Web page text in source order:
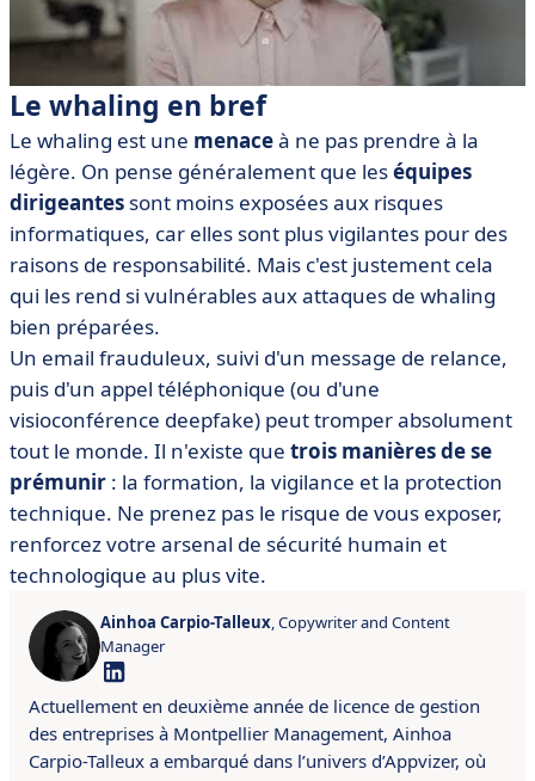
Le whaling en bref
Le whaling est une menaceà ne pas prendre à la
légère. On pense généralement que leséquipes
dirigeantes sont moins exposées aux risques
informatiques, car elles sont plus vigilantes pour des
raisons de responsabilité. Mais c'est justement cela
qui les rend si vulnérables aux attaques de whaling
bien préparées.
Un email frauduleux, suivi d'un message de relance,
puis d'un appel téléphonique (ou d'une
visioconférence deepfake) peut tromper absolument
tout le monde. Il n'existe que trois manières de se
prémunir : la formation, la vigilance et la protection
technique. Ne prenez pas le risque de vous exposer,
renforcez votre arsenal de sécurité humain et
technologique au plus vite.
Ainhoa Carpio-Talleux, Copywriter and Content
Manager
Actuellement en deuxième année de licence de gestion
des entreprises à Montpellier Management, Ainhoa
Carpio-Talleux a embarqué dans l’univers d’Appvizer, où